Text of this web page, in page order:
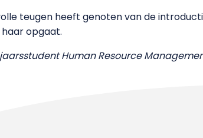
teugen heeft genoten van de
opgaat.
Human Resource